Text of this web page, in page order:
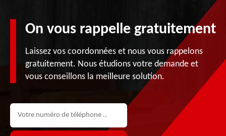
On vous rappelle gratuitement
Laissez vos coordonnées et nous vous rappelons
gratuitement. Nous étudions votre demande et
vous conseillons la meilleure solution.